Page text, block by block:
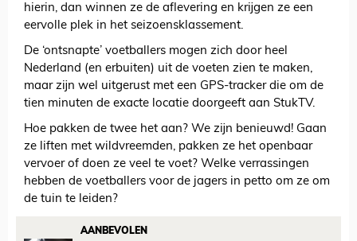
hierin, dan winnen ze de aflevering en krijgen ze een
eervolle plek in het seizoensklassement.
De ‘ontsnapte’ voetballers mogen zich door heel
Nederland (en erbuiten) uit de voeten zien te maken,
maar zijn wel uitgerust met een GPS-tracker die om de
tien minuten de exacte locatie doorgeeft aan StukTV.
Hoe pakken de twee het aan? We zijn benieuwd! Gaan
ze liften met wildvreemden, pakken ze het openbaar
vervoer of doen ze veel te voet? Welke verrassingen
hebben de voetballers voor de jagers in petto om ze om
de tuin te leiden?
AANBEVOLEN